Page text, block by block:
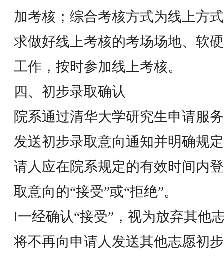
加考核；综合考核方式为线上方
求做好线上考核的考场场地、软
工作，按时参加线上考核。
四、初步录取确认
院系通过清华大学研究生申请服
发送初步录取意向通知并明确规
请人应在院系规定的有效时间内
取意向的“接受”或“拒绝”。
l一经确认“接受”，视为放弃其他
将不再向申请人发送其他志愿初